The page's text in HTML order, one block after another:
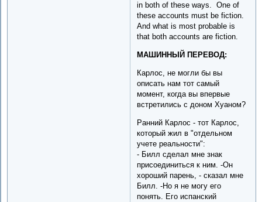
in both of these ways. One of
these accounts must be fiction.
And what is most probable is
that both accounts are fiction.
МАШИННЫЙ ПЕРЕВОД:
Карлос, не могли бы вы
описать нам тот самый
момент, когда вы впервые
встретились с доном Хуаном?
Ранний Карлос - тот Карлос,
который жил в "отдельном
учете реальности":
- Билл сделал мне знак
присоединиться к ним. -Он
хороший парень, - сказал мне
Билл. -Но я не могу его
понять. Его испанский